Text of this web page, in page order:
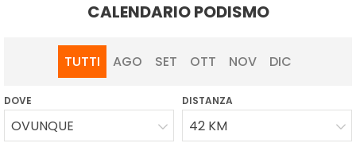
CALENDARIO PODISMO
TUTTI AGO SET OTT NOV DIC
DOVE
OVUNQUE
DISTANZA
42 KM